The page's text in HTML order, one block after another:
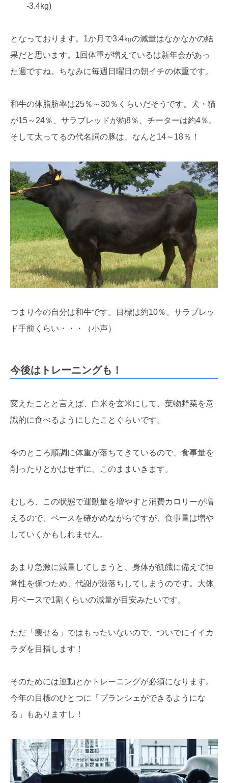
-3.4kg)
となっております。1か月で3.4㎏の減量はなかなかの結
果だと思います。1回体重が増えているは新年会があっ
た週ですね。ちなみに毎週日曜日の朝イチの体重です。
和牛の体脂肪率は25％～30％くらいだそうです。犬・猫
が15～24％、サラブレッドが約8％、チーターは約4％。
そして太ってるの代名詞の豚は、なんと14～18％！
つまり今の自分は和牛です。目標は約10％。サラブレッ
ド手前くらい・・・（小声）
今後はトレーニングも！
変えたことと言えば、白米を玄米にして、葉物野菜を意
識的に食べるようにしたことぐらいです。
今のところ順調に体重が落ちてきているので、食事量を
削ったりとかはせずに、このままいきます。
むしろ、この状態で運動量を増やすと消費カロリーが増
えるので、ペースを確かめながらですが、食事量は増や
していくかもしれません。
あまり急激に減量してしまうと、身体が飢餓に備えて恒
常性を保つため、代謝が激落ちしてしまうのです。大体
月ベースで1割くらいの減量が目安みたいです。
ただ「痩せる」ではもったいないので、ついでにイイカ
ラダを目指します！
そのためには運動とかトレーニングが必須になります。
今年の目標のひとつに「プランシェができるようにな
る」もありますし！